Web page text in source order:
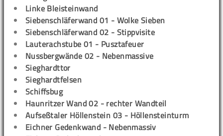
Linke Bleisteinwand
Siebenschläferwand 01 - Wolke Sieben
Siebenschläferwand 02 - Stippvisite
Lauterachstube 01 - Pusztafeuer
Nussbergwände 02 - Nebenmassive
Sieghardttor
Sieghardtfelsen
Schiffsbug
Haunritzer Wand 02 - rechter Wandteil
Aufseßtaler Höllenstein 03 - Höllensteinturm
Eichner Gedenkwand - Nebenmassiv